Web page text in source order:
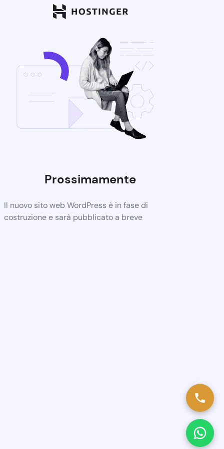
Prossimamente
Il nuovo sito web WordPress è in fase di
costruzione e sarà pubblicato a breve